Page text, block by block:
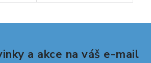
a akce na váš e-mail